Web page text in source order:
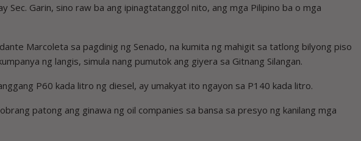
Sec. Garin, sino raw ba ang ipinagtatanggol nito, ang mga Pilipino ba o mga
Marcoleta sa pagdinig ng Senado, na kumita ng mahigit sa tatlong bilyong piso
ng langis, simula nang pumutok ang giyera sa Gitnang Silangan.
P60 kada litro ng diesel, ay umakyat ito ngayon sa P140 kada litro.
patong ang ginawa ng oil companies sa bansa sa presyo ng kanilang mga